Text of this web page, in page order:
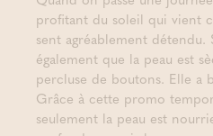
profitant du soleil qui vient
sent agréablement détendu.
également que la peau est
percluse de boutons. Elle a
Grâce à cette promo
seulement la peau est